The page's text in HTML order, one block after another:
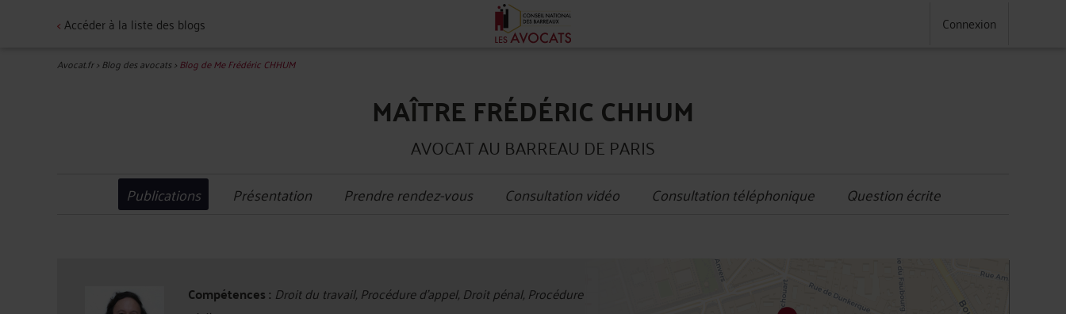
<Accéder à la liste des blogs Connexion
Avocat.fr>Blog des avocats>Blog de Me Frédéric CHHUM
MAÎTRE FRÉDÉRIC CHHUM
AVOCAT AU BARREAU DE PARIS
Publications Présentation Prendre rendez-vous Consultation vidéo Consultation téléphonique Question écrite
Compétences : Droit du travail, Procédure d'appel, Droit pénal, Procédure−